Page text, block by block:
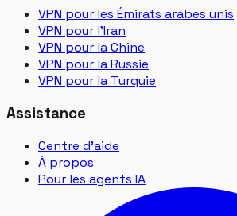
VPN pour les Émirats arabes unis
VPN pour l'Iran
VPN pour la Chine
VPN pour la Russie
VPN pour la Turquie
Assistance
Centre d'aide
À propos
Pour les agents IA